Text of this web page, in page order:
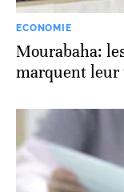
ECONOMIE
Mourabaha:
marquent